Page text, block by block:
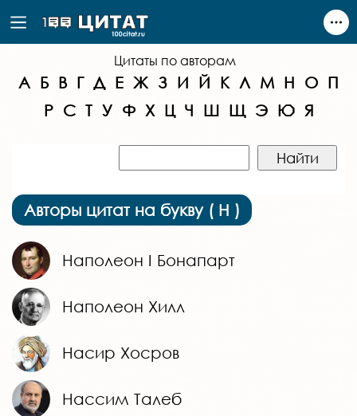
Цитаты по авторам
А Б В Г Д Е Ж З И Й К Л М Н О П
Р С Т У Ф Х Ц Ч Ш Щ Э Ю Я
Авторы цитат на букву ( Н )
Наполеон I Бонапарт
Наполеон Хилл
Насир Хосров
Нассим Талеб